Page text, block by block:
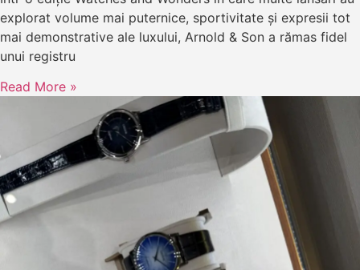
explorat volume mai puternice, sportivitate și expresii tot
mai demonstrative ale luxului, Arnold & Son a rămas fidel
unui registru
Read More »